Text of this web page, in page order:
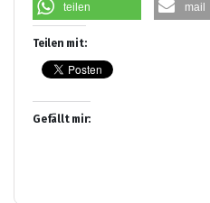
teilen mail
Teilen mit:
Gefällt mir: